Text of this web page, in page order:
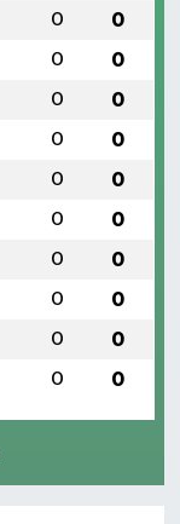
0 0
0 0
0 0
0 0
0 0
0 0
0 0
0 0
0 0
0 0